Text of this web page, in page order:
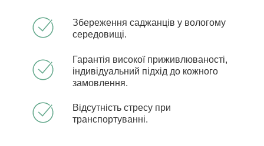
Збереження саджанців у вологому
середовищі.
Гарантія високої приживлюваності,
індивідуальний підхід до кожного
замовлення.
Відсутність стресу при
транспортуванні.